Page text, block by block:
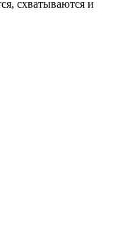
схватываются и